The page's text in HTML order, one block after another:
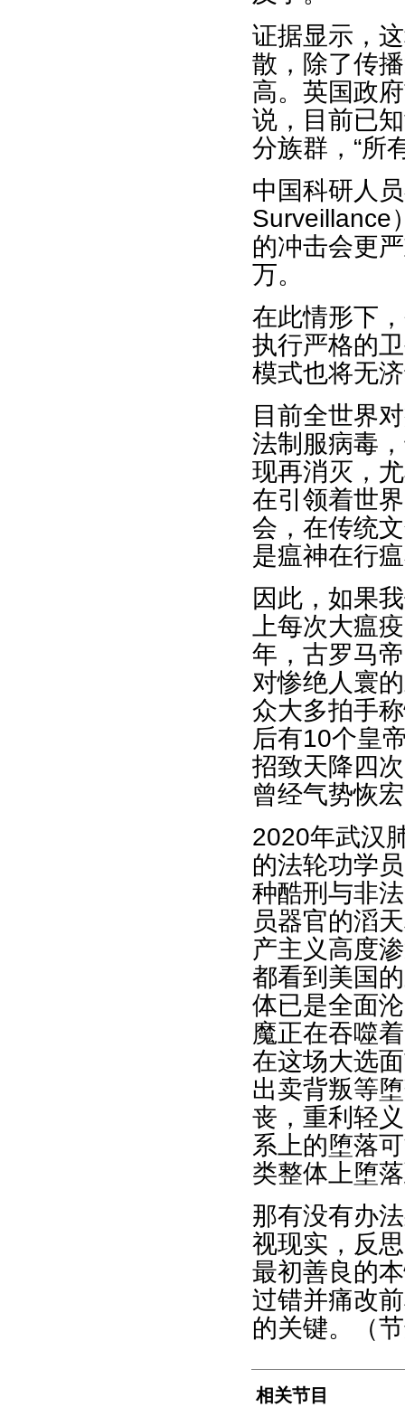
证据显示，
散，除了传
高。英国政
说，目前已
分族群，“所
中国科研人
Surveillance
的冲击会更
万。
在此情形下
执行严格的
模式也将无
目前全世界
法制服病毒
现再消灭，
在引领着世
会，在传统
是瘟神在行
因此，如果
上每次大瘟
年，古罗马
对惨绝人寰
众大多拍手
后有10个皇
招致天降四
曾经气势恢
2020年武汉
的法轮功学
种酷刑与非
员器官的滔
产主义高度
都看到美国
体已是全面
魔正在吞噬
在这场大选
出卖背叛等
丧，重利轻
系上的堕落
类整体上堕
那有没有办
视现实，反
最初善良的
过错并痛改
的关键。（
相关节目